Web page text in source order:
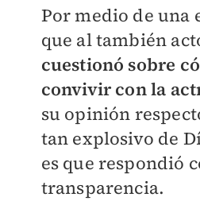
Por medio de una
que al también
cuestionó sobre
convivir con la
su opinión
tan explosivo de
es que respondió
transparencia.